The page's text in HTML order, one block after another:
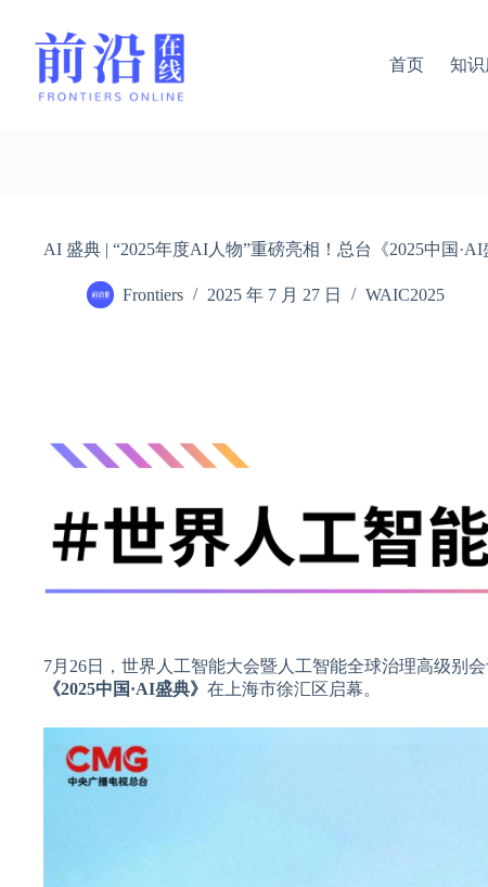
首页 知识
AI 盛典 | “2025年度AI人物”重磅亮相！总台《2025中国
Frontiers 2025 年 7 月 27 日 WAIC2025
7月26日，世界人工智能大会暨人工智能全球治理高级别
《2025中国·AI盛典》 在上海市徐汇区启幕。